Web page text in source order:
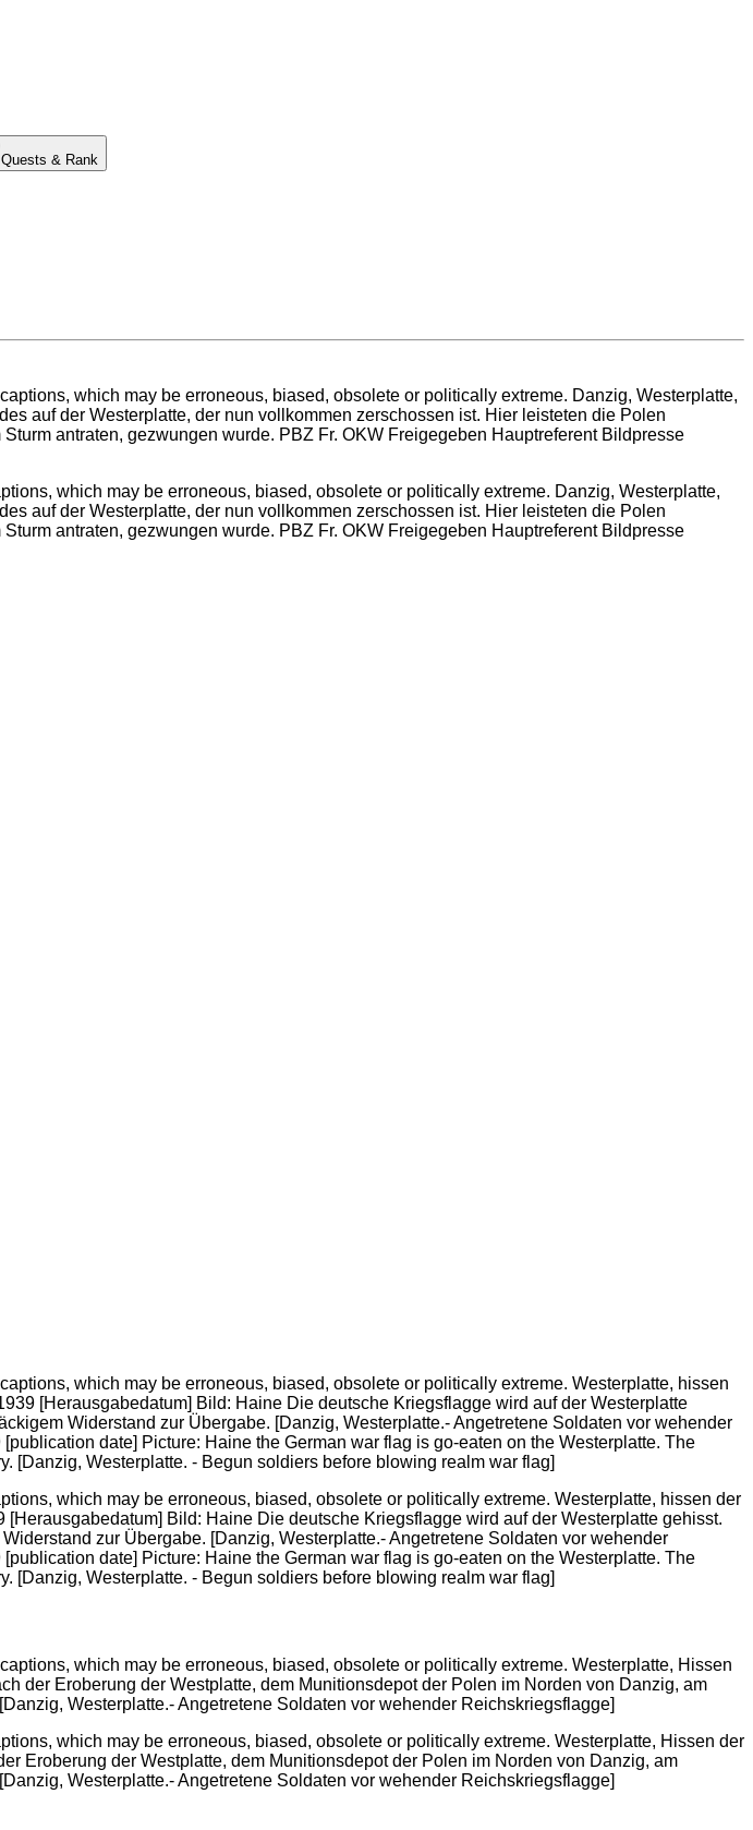
Quests & Rank
which may be erroneous, biased, obsolete or politically extreme. Danzig, Westerplatte,
auf der Westerplatte, der nun vollkommen zerschossen ist. Hier leisteten die Polen
antraten, gezwungen wurde. PBZ Fr. OKW Freigegeben Hauptreferent Bildpresse
which may be erroneous, biased, obsolete or politically extreme. Westerplatte, hissen der
Bild: Haine Die deutsche Kriegsflagge wird auf der Westerplatte gehisst.
zur Übergabe. [Danzig, Westerplatte.- Angetretene Soldaten vor wehender
date] Picture: Haine the German war flag is go-eaten on the Westerplatte. The
[Danzig, Westerplatte. - Begun soldiers before blowing realm war flag]
which may be erroneous, biased, obsolete or politically extreme. Westerplatte, Hissen der
Eroberung der Westplatte, dem Munitionsdepot der Polen im Norden von Danzig, am
Westerplatte.- Angetretene Soldaten vor wehender Reichskriegsflagge]